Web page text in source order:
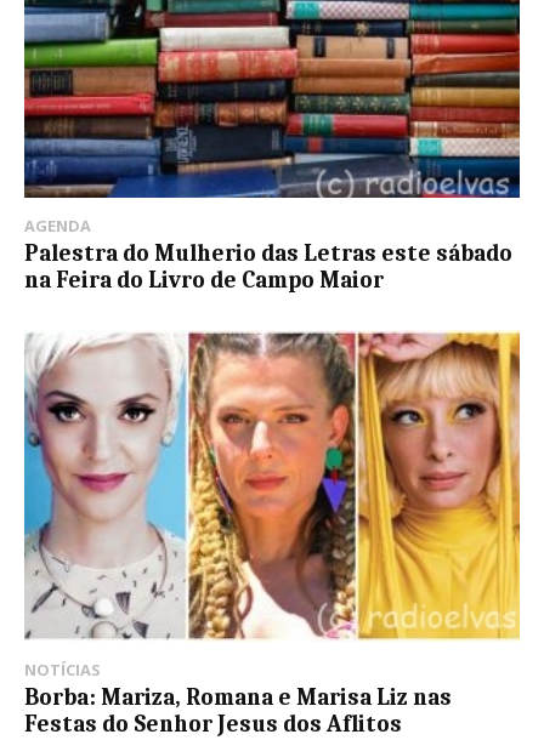
AGENDA
Palestra do Mulherio das Letras este sábado
na Feira do Livro de Campo Maior
NOTÍCIAS
Borba: Mariza, Romana e Marisa Liz nas
Festas do Senhor Jesus dos Aflitos